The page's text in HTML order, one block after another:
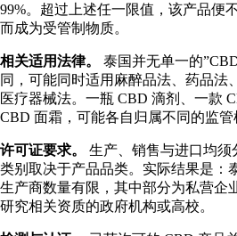
99%。超过上述任一限值，该产品便
而成为受管制物质。
相关适用法律。
泰国并无单一的
同，可能同时适用麻醉品法、药品法
医疗器械法。一瓶 CBD 滴剂、一款
CBD 面霜，可能各自归属不同的监管
许可证要求。
生产、销售与进口均
类别取决于产品品类。实际结果是：
生产商数量有限，其中部分为私营企
研究相关资质的政府机构或高校。